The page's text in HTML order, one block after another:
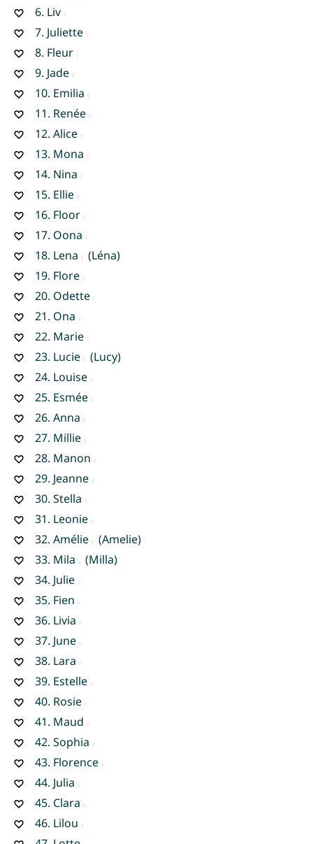
6. Liv
7. Juliette
8. Fleur
9. Jade
10. Emilia
11. Renée
12. Alice
13. Mona
14. Nina
15. Ellie
16. Floor
17. Oona
18. Lena
(Léna)
19. Flore
20. Odette
21. Ona
22. Marie
23. Lucie
(Lucy)
24. Louise
25. Esmée
26. Anna
27. Millie
28. Manon
29. Jeanne
30. Stella
31. Leonie
32. Amélie
(Amelie)
33. Mila
(Milla)
34. Julie
35. Fien
36. Livia
37. June
38. Lara
39. Estelle
40. Rosie
41. Maud
42. Sophia
43. Florence
44. Julia
45. Clara
46. Lilou